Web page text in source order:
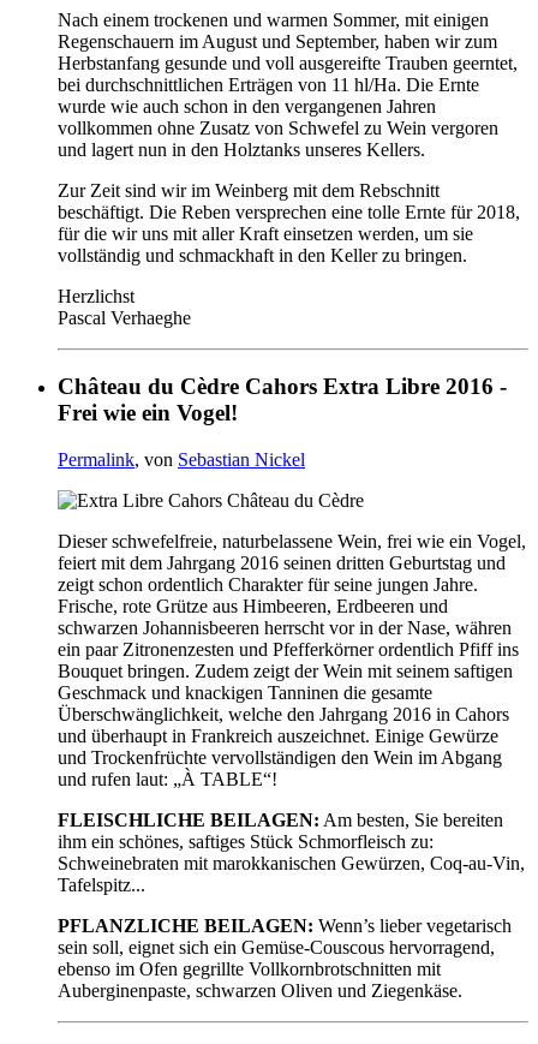
Nach einem trockenen und warmen Sommer, mit einigen
Regenschauern im August und September, haben wir zum
Herbstanfang gesunde und voll ausgereifte Trauben geerntet,
bei durchschnittlichen Erträgen von 11 hl/Ha. Die Ernte
wurde wie auch schon in den vergangenen Jahren
vollkommen ohne Zusatz von Schwefel zu Wein vergoren
und lagert nun in den Holztanks unseres Kellers.
Zur Zeit sind wir im Weinberg mit dem Rebschnitt
beschäftigt. Die Reben versprechen eine tolle Ernte für 2018,
für die wir uns mit aller Kraft einsetzen werden, um sie
vollständig und schmackhaft in den Keller zu bringen.
Herzlichst
Pascal Verhaeghe
Château du Cèdre Cahors Extra Libre 2016 -
Frei wie ein Vogel!
Permalink, von Sebastian Nickel
Dieser schwefelfreie, naturbelassene Wein, frei wie ein Vogel,
feiert mit dem Jahrgang 2016 seinen dritten Geburtstag und
zeigt schon ordentlich Charakter für seine jungen Jahre.
Frische, rote Grütze aus Himbeeren, Erdbeeren und
schwarzen Johannisbeeren herrscht vor in der Nase, währen
ein paar Zitronenzesten und Pfefferkörner ordentlich Pfiff ins
Bouquet bringen. Zudem zeigt der Wein mit seinem saftigen
Geschmack und knackigen Tanninen die gesamte
Überschwänglichkeit, welche den Jahrgang 2016 in Cahors
und überhaupt in Frankreich auszeichnet. Einige Gewürze
und Trockenfrüchte vervollständigen den Wein im Abgang
und rufen laut: „À TABLE“!
FLEISCHLICHE BEILAGEN: Am besten, Sie bereiten
ihm ein schönes, saftiges Stück Schmorfleisch zu:
Schweinebraten mit marokkanischen Gewürzen, Coq-au-Vin,
Tafelspitz...
PFLANZLICHE BEILAGEN: Wenn’s lieber vegetarisch
sein soll, eignet sich ein Gemüse-Couscous hervorragend,
ebenso im Ofen gegrillte Vollkornbrotschnitten mit
Auberginenpaste, schwarzen Oliven und Ziegenkäse.